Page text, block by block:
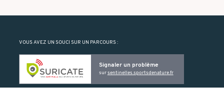
VOUS AVEZ UN SOUCI SUR UN PARCOURS :
Signaler un problème
sursentinelles.sportsdenature.fr